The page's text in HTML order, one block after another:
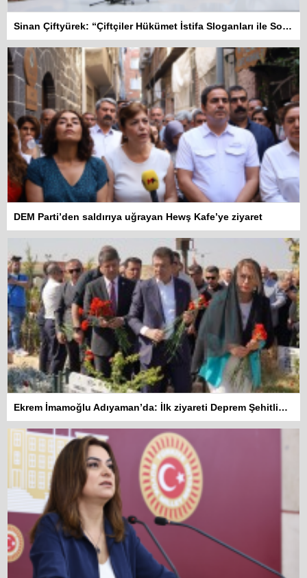
Sinan Çiftyürek: “Çiftçiler Hükümet İstifa Sloganları ile Sokakta”
DEM Parti’den saldırıya uğrayan Hewş Kafe’ye ziyaret
Ekrem İmamoğlu Adıyaman’da: İlk ziyareti Deprem Şehitliğine